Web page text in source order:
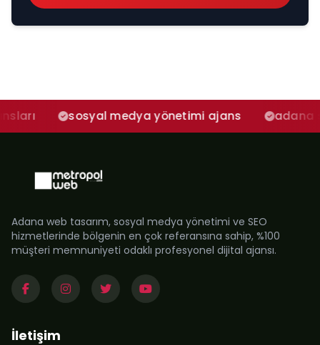
medya yönetimi ajans adana sosyal medya
Adana web tasarım, sosyal medya yönetimi ve SEO
hizmetlerinde bölgenin en çok referansına sahip, %100
müşteri memnuniyeti odaklı profesyonel dijital ajansı.
İletişim